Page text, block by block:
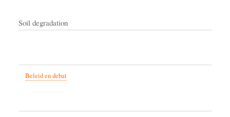
Soil degradation
Beleid en debat